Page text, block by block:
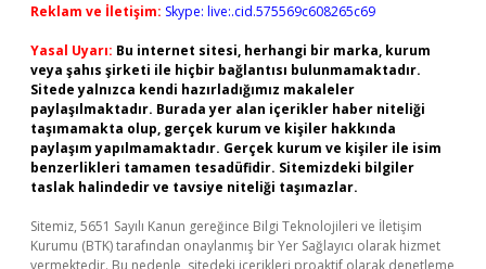
Reklam ve İletişim: Skype: live:.cid.575569c608265c69
Yasal Uyarı: Bu internet sitesi, herhangi bir marka, kurum
veya şahıs şirketi ile hiçbir bağlantısı bulunmamaktadır.
Sitede yalnızca kendi hazırladığımız makaleler
paylaşılmaktadır. Burada yer alan içerikler haber niteliği
taşımamakta olup, gerçek kurum ve kişiler hakkında
paylaşım yapılmamaktadır. Gerçek kurum ve kişiler ile isim
benzerlikleri tamamen tesadüfidir. Sitemizdeki bilgiler
taslak halindedir ve tavsiye niteliği taşımazlar.
Sitemiz, 5651 Sayılı Kanun gereğince Bilgi Teknolojileri ve İletişim
Kurumu (BTK) tarafından onaylanmış bir Yer Sağlayıcı olarak hizmet
vermektedir. Bu nedenle, sitedeki içerikleri proaktif olarak denetleme